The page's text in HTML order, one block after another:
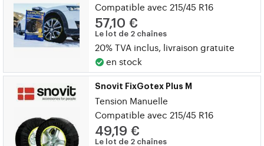
Compatible avec 215/45 R16
57,10 €
Le lot de 2 chaînes
20% TVA inclus, livraison gratuite
en stock
Snovit FixGotex Plus M
Tension Manuelle
Compatible avec 215/45 R16
49,19 €
Le lot de 2 chaînes